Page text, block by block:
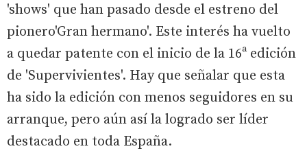
'shows' que han pasado desde el estreno del
pionero'Gran hermano'. Este interés ha vuelto
a quedar patente con el inicio de la 16ª edición
de 'Supervivientes'. Hay que señalar que esta
ha sido la edición con menos seguidores en su
arranque, pero aún así la logrado ser líder
destacado en toda España.